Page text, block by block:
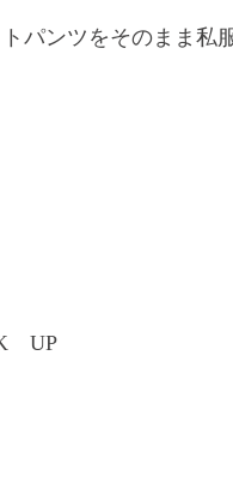
パンツをそのまま私
UP